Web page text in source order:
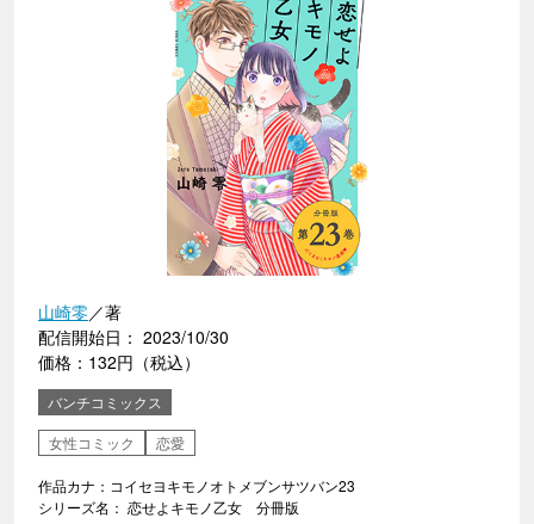
山崎零／著
配信開始日： 2023/10/30
価格：132円（税込）
バンチコミックス
女性コミック
恋愛
作品カナ：コイセヨキモノオトメブンサツバン23
シリーズ名： 恋せよキモノ乙女 分冊版